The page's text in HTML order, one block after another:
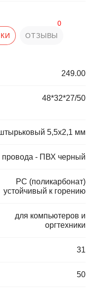
ОТЗЫВЫ
0
249.00
48*32*27/50
5,5х2,1 мм
провода - ПВХ черный
PC (поликарбонат)
устойчивый к горению
для компьютеров и
оргтехники
31
50